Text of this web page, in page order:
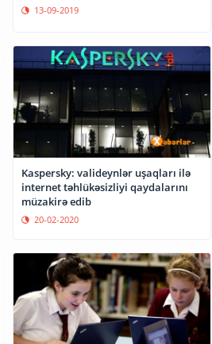
13-09-2019
Kaspersky: valideynlər uşaqları ilə
internet təhlükəsizliyi qaydalarını
müzakirə edib
20-02-2020